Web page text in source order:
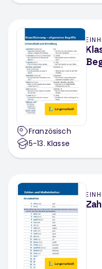
Französisch
5-13. Klasse